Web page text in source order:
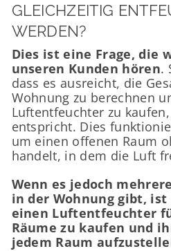
GLEICHZEITIG
WERDEN?
Dies ist eine Frage, die
unseren Kunden hören.
dass es ausreicht, die
Wohnung zu berechnen
Luftentfeuchter zu
entspricht. Dies
um einen offenen Raum
handelt, in dem die Luft
Wenn es jedoch
in der Wohnung gibt, ist
einen Luftentfeuchter
Räume zu kaufen und
jedem Raum